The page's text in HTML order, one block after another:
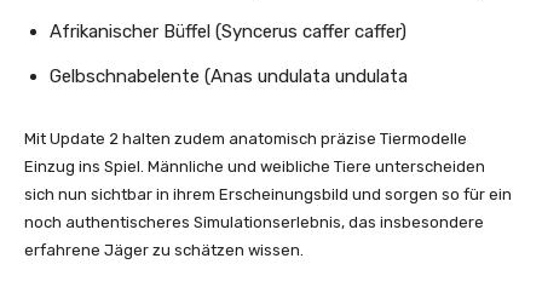
Afrikanischer Büffel (Syncerus caffer caffer)
Gelbschnabelente (Anas undulata undulata
Mit Update 2 halten zudem anatomisch präzise Tiermodelle
Einzug ins Spiel. Männliche und weibliche Tiere unterscheiden
sich nun sichtbar in ihrem Erscheinungsbild und sorgen so für ein
noch authentischeres Simulationserlebnis, das insbesondere
erfahrene Jäger zu schätzen wissen.